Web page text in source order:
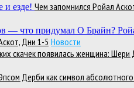
Чем запомнился Ройал
Дни 1-5 Новости
скачек появилась женщина: Шери
Дерби как символ